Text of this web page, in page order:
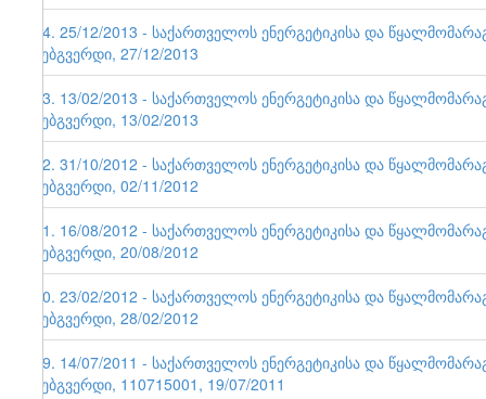
54. 25/12/2013 - საქართველოს ენერგეტიკისა და
ვებგვერდი, 27/12/2013
53. 13/02/2013 - საქართველოს ენერგეტიკისა და
ვებგვერდი, 13/02/2013
52. 31/10/2012 - საქართველოს ენერგეტიკისა და
ვებგვერდი, 02/11/2012
51. 16/08/2012 - საქართველოს ენერგეტიკისა და
ვებგვერდი, 20/08/2012
50. 23/02/2012 - საქართველოს ენერგეტიკისა და
ვებგვერდი, 28/02/2012
49. 14/07/2011 - საქართველოს ენერგეტიკისა და
ვებგვერდი, 110715001, 19/07/2011